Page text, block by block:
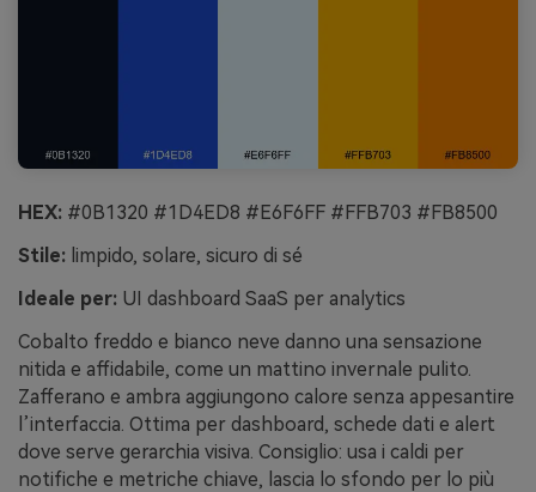
HEX: #0B1320 #1D4ED8 #E6F6FF #FFB703 #FB8500
Stile: limpido, solare, sicuro di sé
Ideale per: UI dashboard SaaS per analytics
Cobalto freddo e bianco neve danno una sensazione
nitida e affidabile, come un mattino invernale pulito.
Zafferano e ambra aggiungono calore senza appesantire
l’interfaccia. Ottima per dashboard, schede dati e alert
dove serve gerarchia visiva. Consiglio: usa i caldi per
notifiche e metriche chiave, lascia lo sfondo per lo più